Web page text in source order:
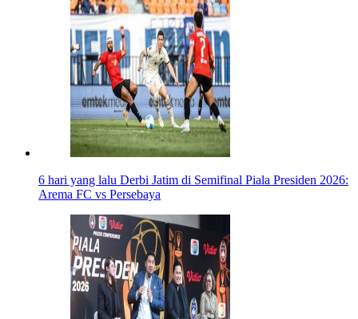
6 hari yang lalu Derbi Jatim di Semifinal Piala Presiden 2026:
Arema FC vs Persebaya